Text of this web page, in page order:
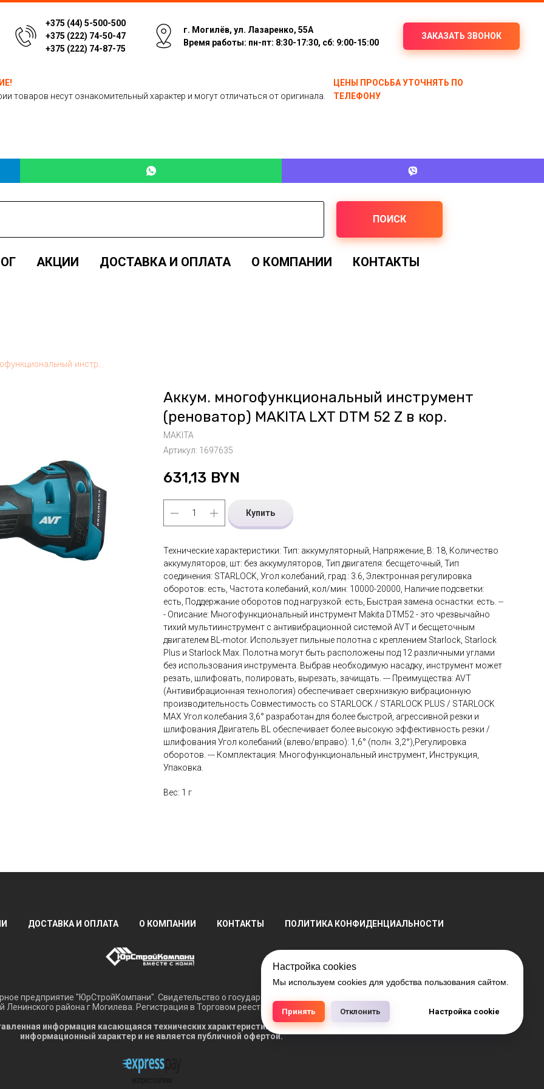
+375 (44) 5-500-500
+375 (222) 74-50-47
+375 (222) 74-87-75
г. Могилёв, ул. Лазаренко, 55А
Время работы: пн-пт: 8:30-17:30, сб: 9:00-15:00
ЗАКАЗАТЬ ЗВОНОК
ЦЕНЫ ПРОСЬБА УТОЧНЯТЬ ПО
ТЕЛЕФОНУ
товаров несут ознакомительный характер и могут отличаться от оригинала.
ПОИСК
АКЦИИ ДОСТАВКА И ОПЛАТА О КОМПАНИИ КОНТАКТЫ
Настройка cookies
Мы используем cookies для удобства пользования сайтом.
Принять Отклонить Настройка cookie
Аккум. многофункциональный инструмент (реноватор) MAKITA LXT DTM 52 Z в кор.
Аккум. многофункциональный инструмент
(реноватор) MAKITA LXT DTM 52 Z в кор.
MAKITA
Артикул: 1697635
631,13 BYN
Купить
Технические характеристики: Тип: аккумуляторный, Напряжение, В: 18, Количество
аккумуляторов, шт: без аккумуляторов, Тип двигателя: бесщеточный, Тип
соединения: STARLOCK, Угол колебаний, град.: 3.6, Электронная регулировка
оборотов: есть, Частота колебаний, кол/мин: 10000-20000, Наличие подсветки:
есть, Поддержание оборотов под нагрузкой: есть, Быстрая замена оснастки: есть. --
- Описание: Многофункциональный инструмент Makita DTM52 - это чрезвычайно
тихий мультиинструмент с антивибрационной системой AVT и бесщеточным
двигателем BL-motor. Использует пильные полотна с креплением Starlock, Starlock
Plus и Starlock Max. Полотна могут быть расположены под 12 различными углами
без использования инструмента. Выбрав необходимую насадку, инструмент может
резать, шлифовать, полировать, вырезать, зачищать. --- Преимущества: AVT
(Антивибрационная технология) обеспечивает сверхнизкую вибрационную
производительность Совместимость со STARLOCK / STARLOCK PLUS / STARLOCK
MAX Угол колебания 3,6° разработан для более быстрой, агрессивной резки и
шлифования Двигатель BL обеспечивает более высокую эффективность резки /
шлифования Угол колебаний (влево/вправо): 1,6° (полн. 3,2°),Регулировка
оборотов. --- Комплектация: Многофункциональный инструмент, Инструкция,
Упаковка.
Вес: 1 г
ДОСТАВКА И ОПЛАТА О КОМПАНИИ КОНТАКТЫ ПОЛИТИКА КОНФИДЕНЦИАЛЬНОСТИ
предприятие "ЮрСтройКомпани". Свидетельство о государственной регистрации № 791041099, выдано 28.04.2016
района г Могилева. Регистрация в Торговом реестре РБ 15.03.2018 №408421.
информация касающаяся технических характеристик, наличия на складе, а также цен на товары носит
информационный характер и не является публичной офертой.